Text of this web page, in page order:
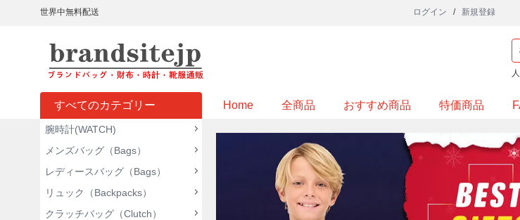
世界中無料配送 ログイン / 新規登録
すべてのカテゴリー
腕時計(WATCH)
メンズバッグ（Bags）
レディースバッグ（Bags）
リュック（Backpacks）
クラッチバッグ（Clutch）
Home 全商品 おすすめ商品 特価商品